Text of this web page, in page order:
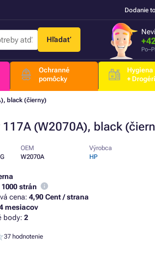
Dodanie
Hľadať
Ochranné
pomôcky
Hygiena
+
black (čierny)
117A (W2070A), black
OEM
W2070A
Výrobca
HP
1000 strán
cena: 4,90 Cent / strana
mesiacov
body: 2
37 hodnotenie